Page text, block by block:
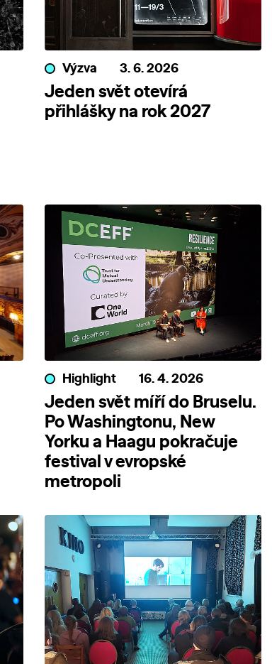
Výzva 3. 6. 2026
Jeden svět otevírá
přihlášky na rok 2027
Highlight 16. 4. 2026
Jeden svět míří do Bruselu.
Po Washingtonu, New
Yorku a Haagu pokračuje
festival v evropské
metropoli